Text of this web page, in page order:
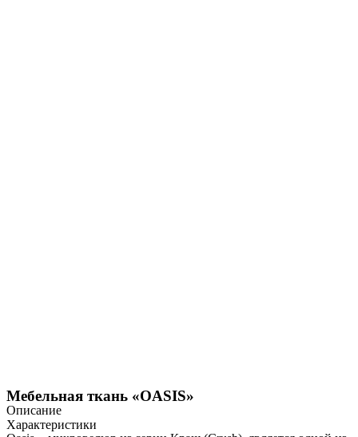
Мебельная ткань «OASIS»
Описание
Характеристики